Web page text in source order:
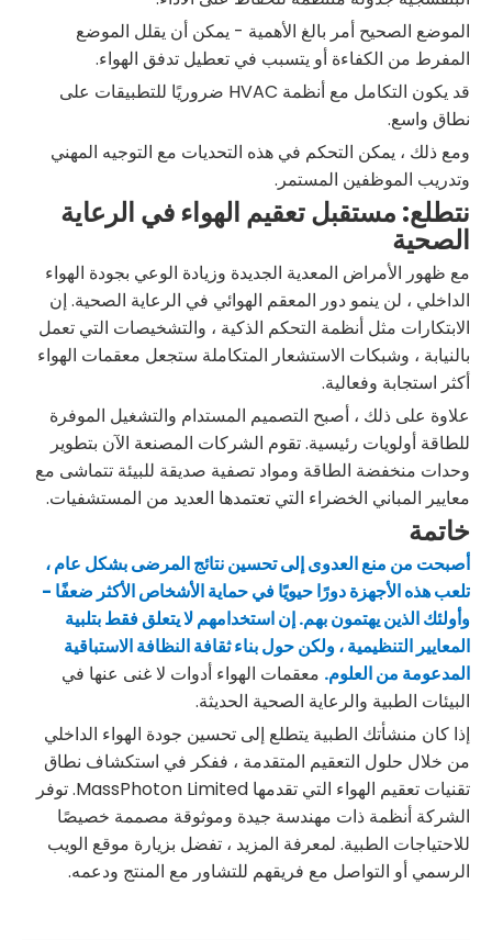
الموضع الصحيح أمر بالغ الأهمية - يمكن أن يقلل الموضع
المفرط من الكفاءة أو يتسبب في تعطيل تدفق الهواء.
قد يكون التكامل مع أنظمة HVAC ضروريًا للتطبيقات على
نطاق واسع.
ومع ذلك ، يمكن التحكم في هذه التحديات مع التوجيه المهني
وتدريب الموظفين المستمر.
نتطلع: مستقبل تعقيم الهواء في الرعاية
الصحية
مع ظهور الأمراض المعدية الجديدة وزيادة الوعي بجودة الهواء
الداخلي ، لن ينمو دور المعقم الهوائي في الرعاية الصحية. إن
الابتكارات مثل أنظمة التحكم الذكية ، والتشخيصات التي تعمل
بالنيابة ، وشبكات الاستشعار المتكاملة ستجعل معقمات الهواء
أكثر استجابة وفعالية.
علاوة على ذلك ، أصبح التصميم المستدام والتشغيل الموفرة
للطاقة أولويات رئيسية. تقوم الشركات المصنعة الآن بتطوير
وحدات منخفضة الطاقة ومواد تصفية صديقة للبيئة تتماشى مع
معايير المباني الخضراء التي تعتمدها العديد من المستشفيات.
خاتمة
أصبحت من منع العدوى إلى تحسين نتائج المرضى بشكل عام ،
تلعب هذه الأجهزة دورًا حيويًا في حماية الأشخاص الأكثر ضعفًا -
وأولئك الذين يهتمون بهم. إن استخدامهم لا يتعلق فقط بتلبية
المعايير التنظيمية ، ولكن حول بناء ثقافة النظافة الاستباقية
المدعومة من العلوم. معقمات الهواء أدوات لا غنى عنها في
البيئات الطبية والرعاية الصحية الحديثة.
إذا كان منشأتك الطبية يتطلع إلى تحسين جودة الهواء الداخلي
من خلال حلول التعقيم المتقدمة ، ففكر في استكشاف نطاق
تقنيات تعقيم الهواء التي تقدمها MassPhoton Limited. توفر
الشركة أنظمة ذات مهندسة جيدة وموثوقة مصممة خصيصًا
للاحتياجات الطبية. لمعرفة المزيد ، تفضل بزيارة موقع الويب
الرسمي أو التواصل مع فريقهم للتشاور مع المنتج ودعمه.